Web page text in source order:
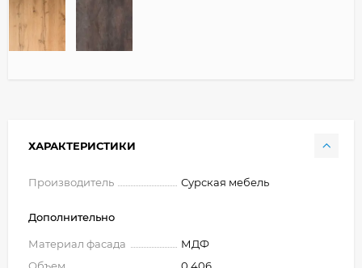
ХАРАКТЕРИСТИКИ
Производитель Сурская мебель
Дополнительно
Материал фасада
МДФ